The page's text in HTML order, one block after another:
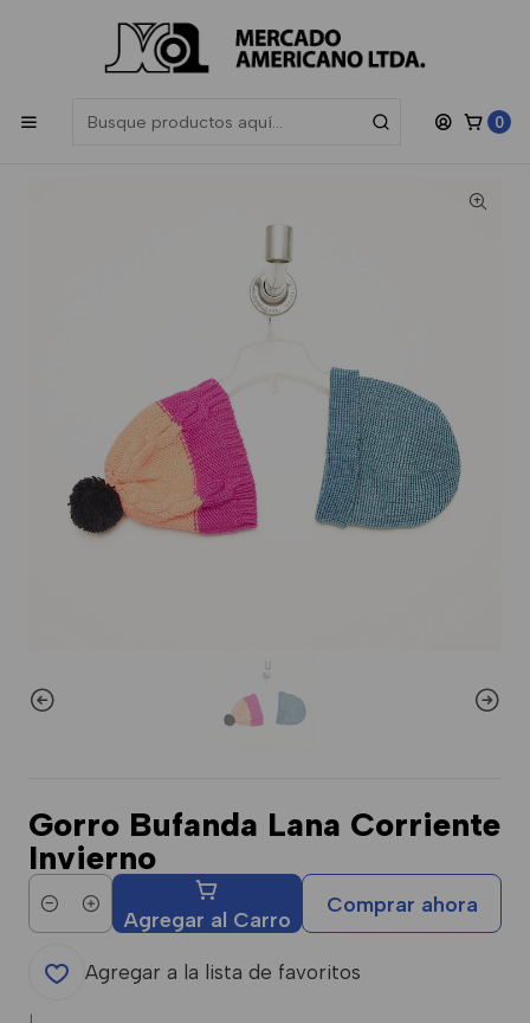
0
Las compras sobre $200.000 participan en el sorteo de una
Card de $50.000
, sorteamos todos los meses.
Gorro Bufanda Lana Corriente
Invierno
Cantidad Agregar al Carro
Comprar ahora
Agregar a la lista de favoritos